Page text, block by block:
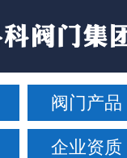
阀门产品
企业资质